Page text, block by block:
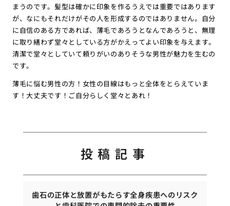
まうのです。髪型は確かに印象を作るうえでは重要ではあります
が、なにもそれだけがその人を形成するのではありません。自分
に自信のある方であれば、薄毛であろうとなんであろうと、無理
に取り繕わず堂々としている方がかえってよい印象を与えます。
清潔で堂々としていて頼りがいのありそうな男性が魅力を生むの
です。
薄毛に悩む男性の方！女性の目線はもっと全体をとらえていま
す！大丈夫です！ご自分らしく堂々とあれ！
投稿記事
歯石の正体と放置がもたらす全身疾患へのリスク